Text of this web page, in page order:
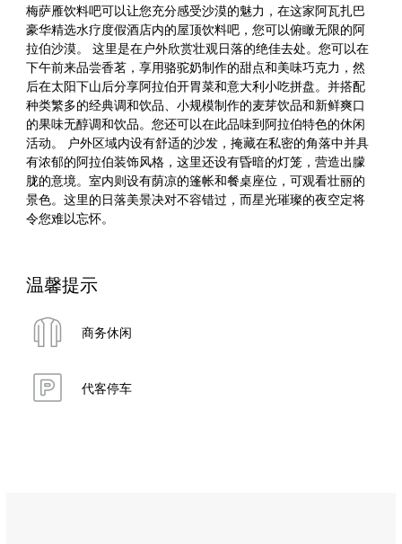
梅萨雁饮料吧可以让您充分感受沙漠的魅力，在这家阿瓦扎巴
豪华精选水疗度假酒店内的屋顶饮料吧，您可以俯瞰无限的阿
拉伯沙漠。 这里是在户外欣赏壮观日落的绝佳去处。您可以在
下午前来品尝香茗，享用骆驼奶制作的甜点和美味巧克力，然
后在太阳下山后分享阿拉伯开胃菜和意大利小吃拼盘。并搭配
种类繁多的经典调和饮品、小规模制作的麦芽饮品和新鲜爽口
的果味无醇调和饮品。您还可以在此品味到阿拉伯特色的休闲
活动。 户外区域内设有舒适的沙发，掩藏在私密的角落中并具
有浓郁的阿拉伯装饰风格，这里还设有昏暗的灯笼，营造出朦
胧的意境。室内则设有荫凉的篷帐和餐桌座位，可观看壮丽的
景色。这里的日落美景决对不容错过，而星光璀璨的夜空定将
令您难以忘怀。
温馨提示
商务休闲
代客停车